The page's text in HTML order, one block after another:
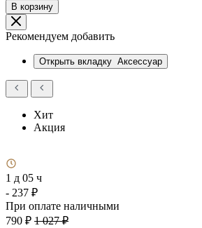
В корзину
Рекомендуем добавить
Открыть вкладку Аксессуар
Хит
Акция
1 д 05 ч
- 237 ₽
При оплате наличными
790 ₽ 1 027 ₽